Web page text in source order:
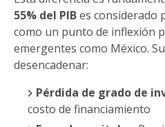
55% del PIBes considerado
como un punto de inflexión
emergentes como México.
desencadenar:
Pérdida de grado de
costo de financiamiento